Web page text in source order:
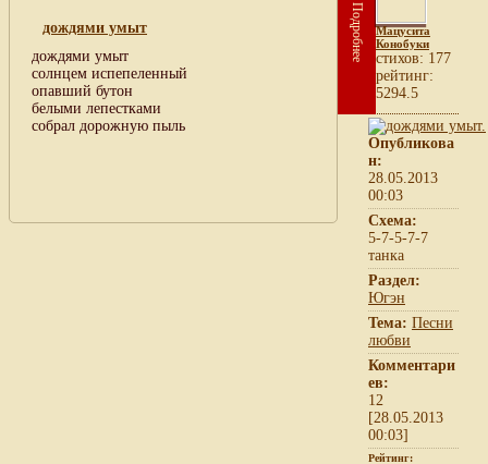
дождями умыт
дождями умыт
солнцем испепеленный
опавший бутон
белыми лепестками
собрал дорожную пыль
Подробнее
Мацусита
Конобуки
cтихов: 177
рейтинг:
5294.5
Опубликова
н:
28.05.2013
00:03
Схема:
5-7-5-7-7
танка
Раздел:
Югэн
Тема: Песни
любви
Комментари
ев:
12
[28.05.2013
00:03]
Рейтинг: